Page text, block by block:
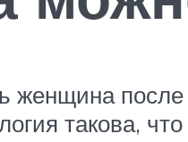
женщина после
такова,